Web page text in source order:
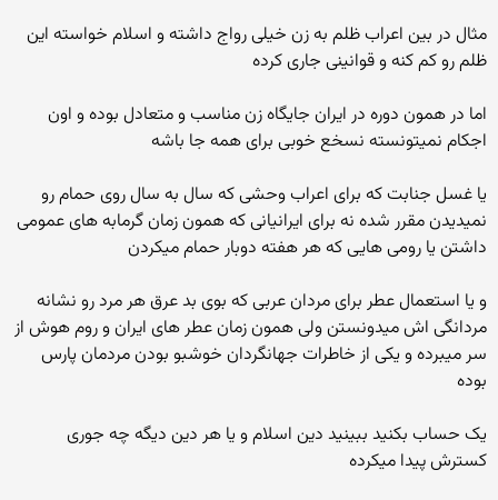
مثال در بین اعراب ظلم به زن خیلی رواج داشته و اسلام خواسته این
ظلم رو کم کنه و قوانینی جاری کرده
اما در همون دوره در ایران جایگاه زن مناسب و متعادل بوده و اون
اجکام نمیتونسته نسخع خوبی برای همه جا باشه
یا غسل جنابت که برای اعراب وحشی که سال به سال روی حمام رو
نمیدیدن مقرر شده نه برای ایرانیانی که همون زمان گرمابه های عمومی
داشتن یا رومی هایی که هر هفته دوبار حمام میکردن
و یا استعمال عطر برای مردان عربی که بوی بد عرق هر مرد رو نشانه
مردانگی اش میدونستن ولی همون زمان عطر های ایران و روم هوش از
سر میبرده و یکی از خاطرات جهانگردان خوشبو بودن مردمان پارس
بوده
یک حساب بکنید ببینید دین اسلام و یا هر دین دیگه چه جوری
کسترش پیدا میکرده